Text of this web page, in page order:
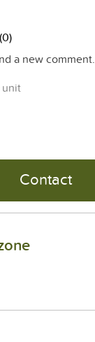
(0)
a new comment.
unit
Contact